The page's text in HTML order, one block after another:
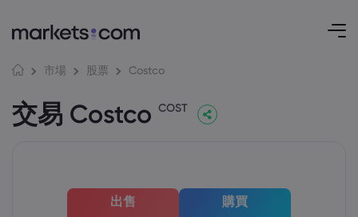
市場 股票 Costco
交易 Costco COST
出售 購買